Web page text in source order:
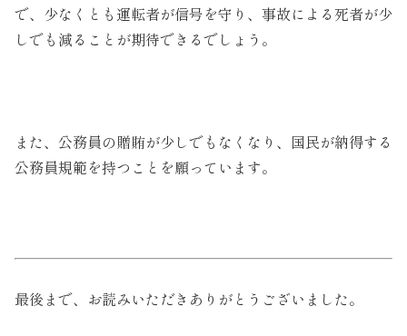
で、少なくとも運転者が信号を守り、事故による死者が少
しでも減ることが期待できるでしょう。
また、公務員の贈賄が少しでもなくなり、国民が納得する
公務員規範を持つことを願っています。
最後まで、お読みいただきありがとうございました。